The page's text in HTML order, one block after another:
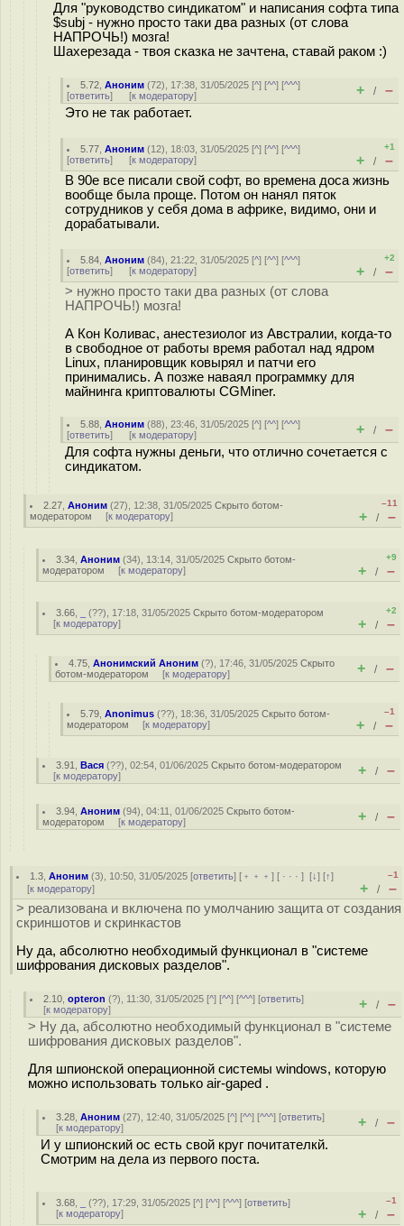
Для "руководство синдикатом" и написания софта типа
$subj - нужно просто таки два разных (от слова
НАПРОЧЬ!) мозга!
Шахерезада - твоя сказка не зачтена, ставай раком :)
5.72 ,Аноним (72), 17:38, 31/05/2025 [^] [^^] [^^^]
[ответить] [к модератору] + / –
Это не так работает.
5.77 ,Аноним (12), 18:03, 31/05/2025 [^] [^^] [^^^]
[ответить] [к модератору]
+1
+ / –
В 90е все писали свой софт, во времена доса жизнь
вообще была проще. Потом он нанял пяток
сотрудников у себя дома в африке, видимо, они и
дорабатывали.
5.84 ,Аноним (84), 21:22, 31/05/2025 [^] [^^] [^^^]
[ответить] [к модератору]
+2
+ / –
> нужно просто таки два разных (от слова
НАПРОЧЬ!) мозга!
А Кон Коливас, анестезиолог из Австралии, когда-то
в свободное от работы время работал над ядром
Linux, планировщик ковырял и патчи его
принимались. А позже наваял программку для
майнинга криптовалюты CGMiner.
5.88 ,Аноним (88), 23:46, 31/05/2025 [^] [^^] [^^^]
[ответить] [к модератору] + / –
Для софта нужны деньги, что отлично сочетается с
синдикатом.
2.27 ,Аноним (27), 12:38, 31/05/2025Скрыто ботом-
модератором [к модератору]
–11
+ / –
3.34 ,Аноним (34), 13:14, 31/05/2025Скрыто ботом-
модератором [к модератору]
+9
+ / –
3.66 (??), 17:18, 31/05/2025Скрыто ботом-модератором
[к модератору]
+2
+ / –
4.75 ,Анонимский Аноним (?), 17:46, 31/05/2025Скрыто
ботом-модератором [к модератору] + / –
5.79 ,Anonimus (??), 18:36, 31/05/2025Скрыто ботом-
модератором [к модератору]
–1
+ / –
3.91 ,Вася (??), 02:54, 01/06/2025Скрыто ботом-модератором
[к модератору] + / –
3.94 ,Аноним (94), 04:11, 01/06/2025Скрыто ботом-
модератором [к модератору] + / –
1.3 ,Аноним (3), 10:50, 31/05/2025 [ответить] [ ﹢﹢﹢] [ · · ·][↓] [↑]
[к модератору]
–1
+ / –
> реализована и включена по умолчанию защита от создания
скриншотов и скринкастов
Ну да, абсолютно необходимый функционал в "системе
шифрования дисковых разделов".
2.10 ,opteron (?), 11:30, 31/05/2025 [^] [^^] [^^^] [ответить]
[к модератору] + / –
> Ну да, абсолютно необходимый функционал в "системе
шифрования дисковых разделов".
Для шпионской операционной системы windows, которую
можно использовать только air-gaped .
3.28 ,Аноним (27), 12:40, 31/05/2025 [^] [^^] [^^^] [ответить]
[к модератору] + / –
И у шпионский ос есть свой круг почитателкй.
Смотрим на дела из первого поста.
3.68 (??), 17:29, 31/05/2025 [^] [^^] [^^^] [ответить]
[к модератору]
–1
+ / –